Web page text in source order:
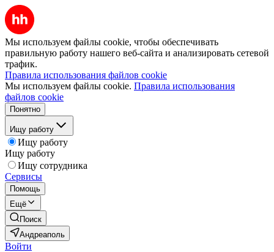
Мы используем файлы cookie, чтобы обеспечивать
правильную работу нашего веб-сайта и анализировать сетевой
трафик.
Правила использования файлов cookie
Мы используем файлы cookie. Правила использования
файлов cookie
Понятно
Ищу работу
Ищу работу
Ищу работу
Ищу сотрудника
Сервисы
Помощь
Ещё
Поиск
Андреаполь
Войти